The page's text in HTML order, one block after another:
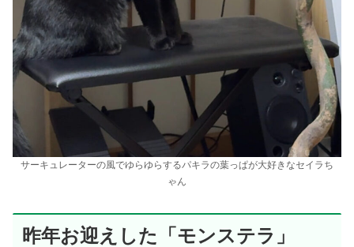
サーキュレーターの風でゆらゆらするパキラの葉っぱが大好きなセイラち
ゃん
昨年お迎えした「モンステラ」